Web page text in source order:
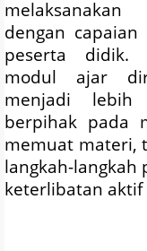
dengan
peserta didik.
modul ajar
menjadi lebih
berpihak pada
memuat materi,
langkah-langkah
keterlibatan